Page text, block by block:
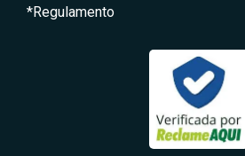
*Regulamento